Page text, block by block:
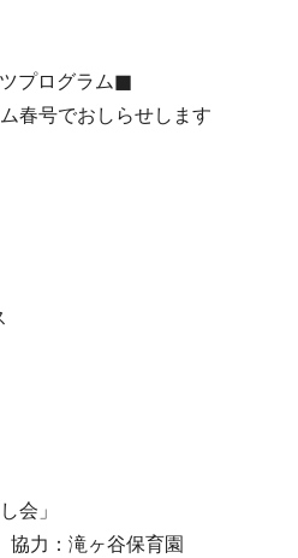
プログラム■
春号でおしらせします
会」
力：滝ヶ谷保育園